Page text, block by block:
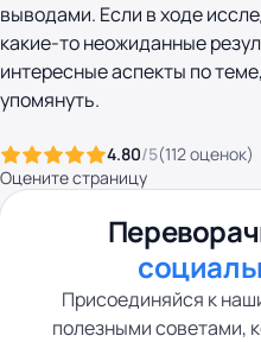
выводами. Если в ходе
какие-то неожиданные
интересные аспекты по
упомянуть.
4.80/5(112оценок)
Оцените страницу
Присоединяйся к
полезными советами,